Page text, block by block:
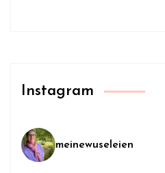
Instagram
meinewuseleien